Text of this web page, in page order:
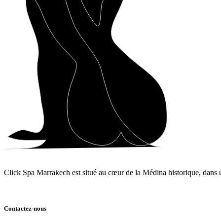
Click Spa Marrakech est situé au cœur de la Médina historique, dans
Contactez-nous